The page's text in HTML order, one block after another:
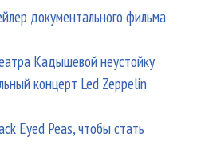
документального фильма
Кадышевой неустойку
концерт Led Zeppelin
Eyed Peas, чтобы стать